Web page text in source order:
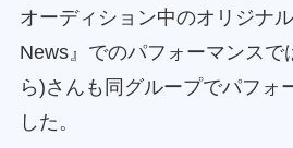
オーディション中のオリジナ
News』でのパフォーマンスで
ら)さんも同グループでパフォ
した。